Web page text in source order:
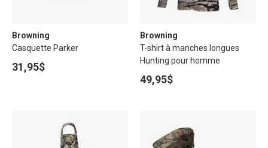
Browning
Casquette Parker
31,95$
Browning
T-shirt à manches longues
Hunting pour homme
49,95$